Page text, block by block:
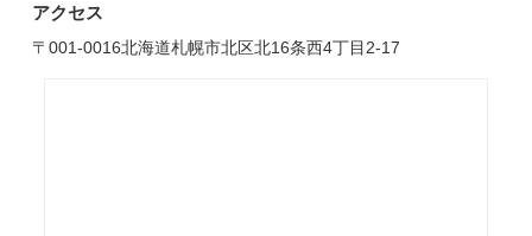
アクセス
〒001-0016北海道札幌市北区北16条西4丁目2-17